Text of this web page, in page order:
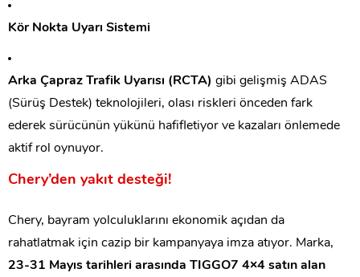
Kör Nokta Uyarı Sistemi
Arka Çapraz Trafik Uyarısı (RCTA) gibi gelişmiş ADAS
(Sürüş Destek) teknolojileri, olası riskleri önceden fark
ederek sürücünün yükünü hafifletiyor ve kazaları önlemede
aktif rol oynuyor.
Chery’den yakıt desteği!
Chery, bayram yolculuklarını ekonomik açıdan da
rahatlatmak için cazip bir kampanyaya imza atıyor. Marka,
23-31 Mayıs tarihleri arasında TIGGO7 4×4 satın alan